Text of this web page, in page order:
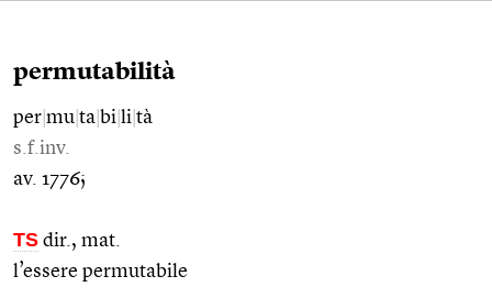
permutabilità
per mu ta bi li tà
s.f.inv.
av. 1776;
TS dir., mat.
l’essere permutabile